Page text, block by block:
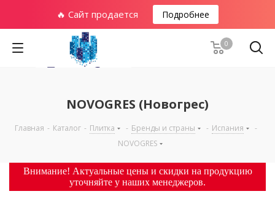
🔥 Сайт продается Подробнее
0
NOVOGRES (Новогрес)
Главная - Каталог - Плитка - Бренды и страны - Испания
-
NOVOGRES
Внимание! Актуальные цены и скидки на продукцию
уточняйте у наших менеджеров.